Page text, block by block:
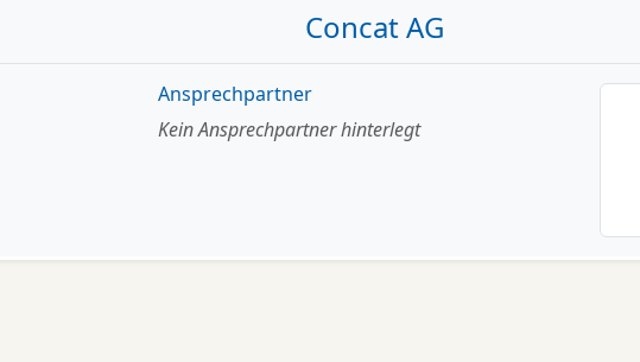
Concat AG
Ansprechpartner
Kein Ansprechpartner hinterlegt